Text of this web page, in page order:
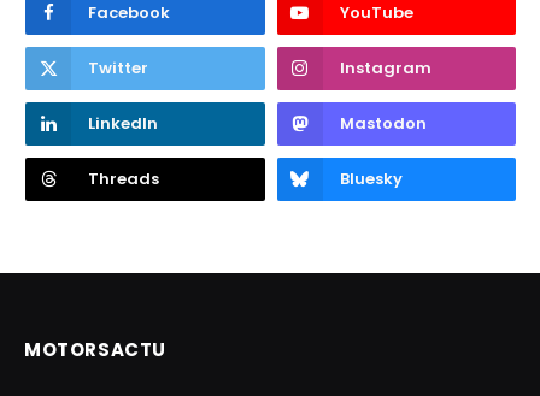
Facebook YouTube
Twitter Instagram
LinkedIn Mastodon
Threads Bluesky
MOTORSACTU